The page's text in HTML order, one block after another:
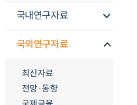
국내연구자료
국외연구자료
최신자료
전망·동향